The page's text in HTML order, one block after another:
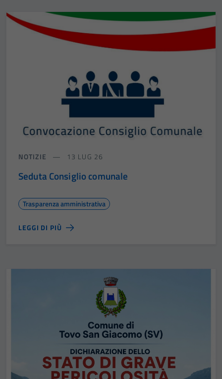
NOTIZIE 13 LUG 26
Seduta Consiglio comunale
Trasparenza amministrativa
LEGGI DI PIÙ